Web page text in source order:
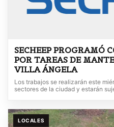
SECHEEP PROGRAMÓ
POR TAREAS DE
VILLA ÁNGELA
Los trabajos se realizarán este
sectores de la ciudad y estarán
LOCALES